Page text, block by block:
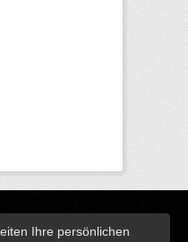
Ihre persönlichen